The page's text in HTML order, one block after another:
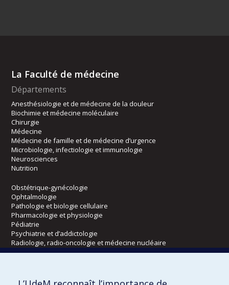
La Faculté de médecine
Départements
Anesthésiologie et de médecine de la douleur
Biochimie et médecine moléculaire
Chirurgie
Médecine
Médecine de famille et de médecine d’urgence
Microbiologie, infectiologie et immunologie
Neurosciences
Nutrition
Obstétrique-gynécologie
Ophtalmologie
Pathologie et biologie cellulaire
Pharmacologie et physiologie
Pédiatrie
Psychiatrie et d’addictologie
Radiologie, radio-oncologie et médecine nucléaire